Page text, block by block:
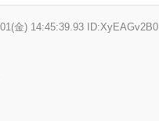
金) 14:45:39.93 ID:XyEAGv2B0